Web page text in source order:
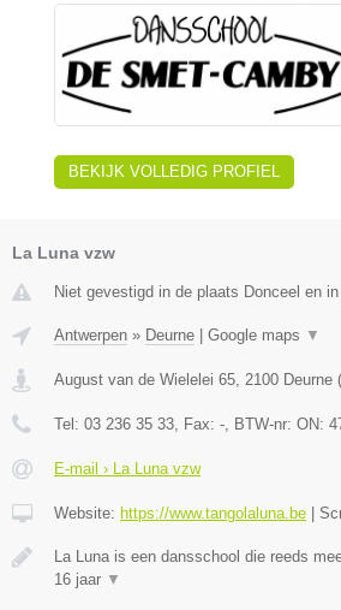
BEKIJK VOLLEDIG PROFIEL
La Luna vzw
Niet gevestigd in de plaats Donceel en
Antwerpen » Deurne Google maps ▼
August van de Wielelei 65, 2100 Deurne (
Tel: 03 236 35 33, Fax: -, BTW-nr: ON:
E-mail › La Luna vzw
Website: https://www.tangolaluna.be
La Luna is een dansschool die reeds
16 jaar ▼